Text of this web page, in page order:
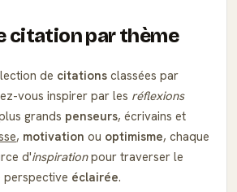
citation par thème
de citations classées par
vous inspirer par les réflexions
grands penseurs, écrivains et
, motivation ou optimisme, chaque
d'inspirationpour traverser le
perspective éclairée.